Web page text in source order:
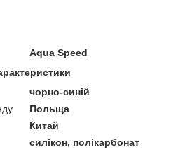
Aqua Speed
чорно-синій
Польща
Китай
силікон, полікарбонат